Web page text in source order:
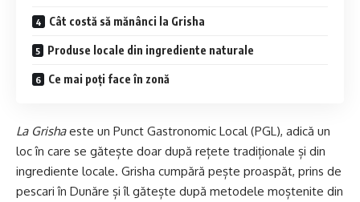
Cât costă să mănânci la Grisha
Produse locale din ingrediente naturale
Ce mai poți face în zonă
La Grishaeste un Punct Gastronomic Local (PGL), adică un
loc în care se gătește doar după rețete tradiționale și din
ingrediente locale. Grisha cumpără pește proaspăt, prins de
pescari în Dunăre și îl gătește după metodele moștenite din